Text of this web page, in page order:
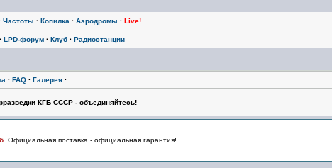
Частоты · Копилка · Аэродромы · Live!
· LPD-форум· Клуб· Радиостанции
· FAQ· Галерея·
КГБ СССР - объединяйтесь!
Официальная поставка - официальная гарантия!